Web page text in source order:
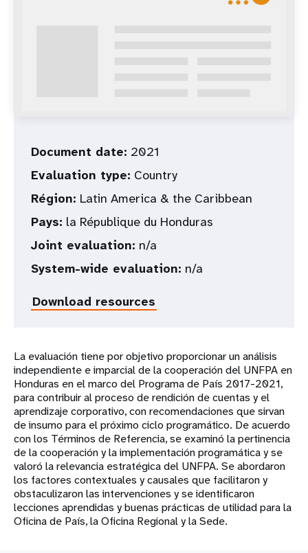
Document date: 2021
Evaluation type: Country
Région: Latin America & the Caribbean
Pays: la République du Honduras
Joint evaluation: n/a
System-wide evaluation: n/a
Download resources
La evaluación tiene por objetivo proporcionar un análisis
independiente e imparcial de la cooperación del UNFPA en
Honduras en el marco del Programa de País 2017-2021,
para contribuir al proceso de rendición de cuentas y el
aprendizaje corporativo, con recomendaciones que sirvan
de insumo para el próximo ciclo programático. De acuerdo
con los Términos de Referencia, se examinó la pertinencia
de la cooperación y la implementación programática y se
valoró la relevancia estratégica del UNFPA. Se abordaron
los factores contextuales y causales que facilitaron y
obstaculizaron las intervenciones y se identificaron
lecciones aprendidas y buenas prácticas de utilidad para la
Oficina de País, la Oficina Regional y la Sede.